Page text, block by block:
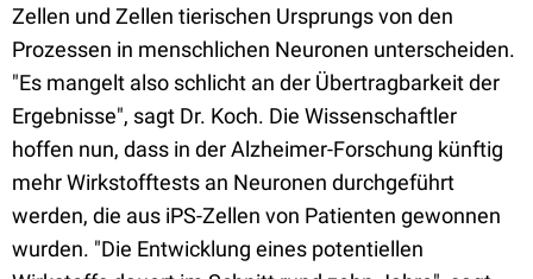
Zellen und Zellen tierischen Ursprungs von den
Prozessen in menschlichen Neuronen unterscheiden.
"Es mangelt also schlicht an der Übertragbarkeit der
Ergebnisse", sagt Dr. Koch. Die Wissenschaftler
hoffen nun, dass in der Alzheimer-Forschung künftig
mehr Wirkstofftests an Neuronen durchgeführt
werden, die aus iPS-Zellen von Patienten gewonnen
wurden. "Die Entwicklung eines potentiellen